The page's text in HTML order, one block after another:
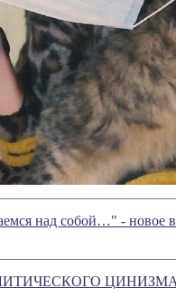
над собой…" - новое
ЦИНИЗМА." -